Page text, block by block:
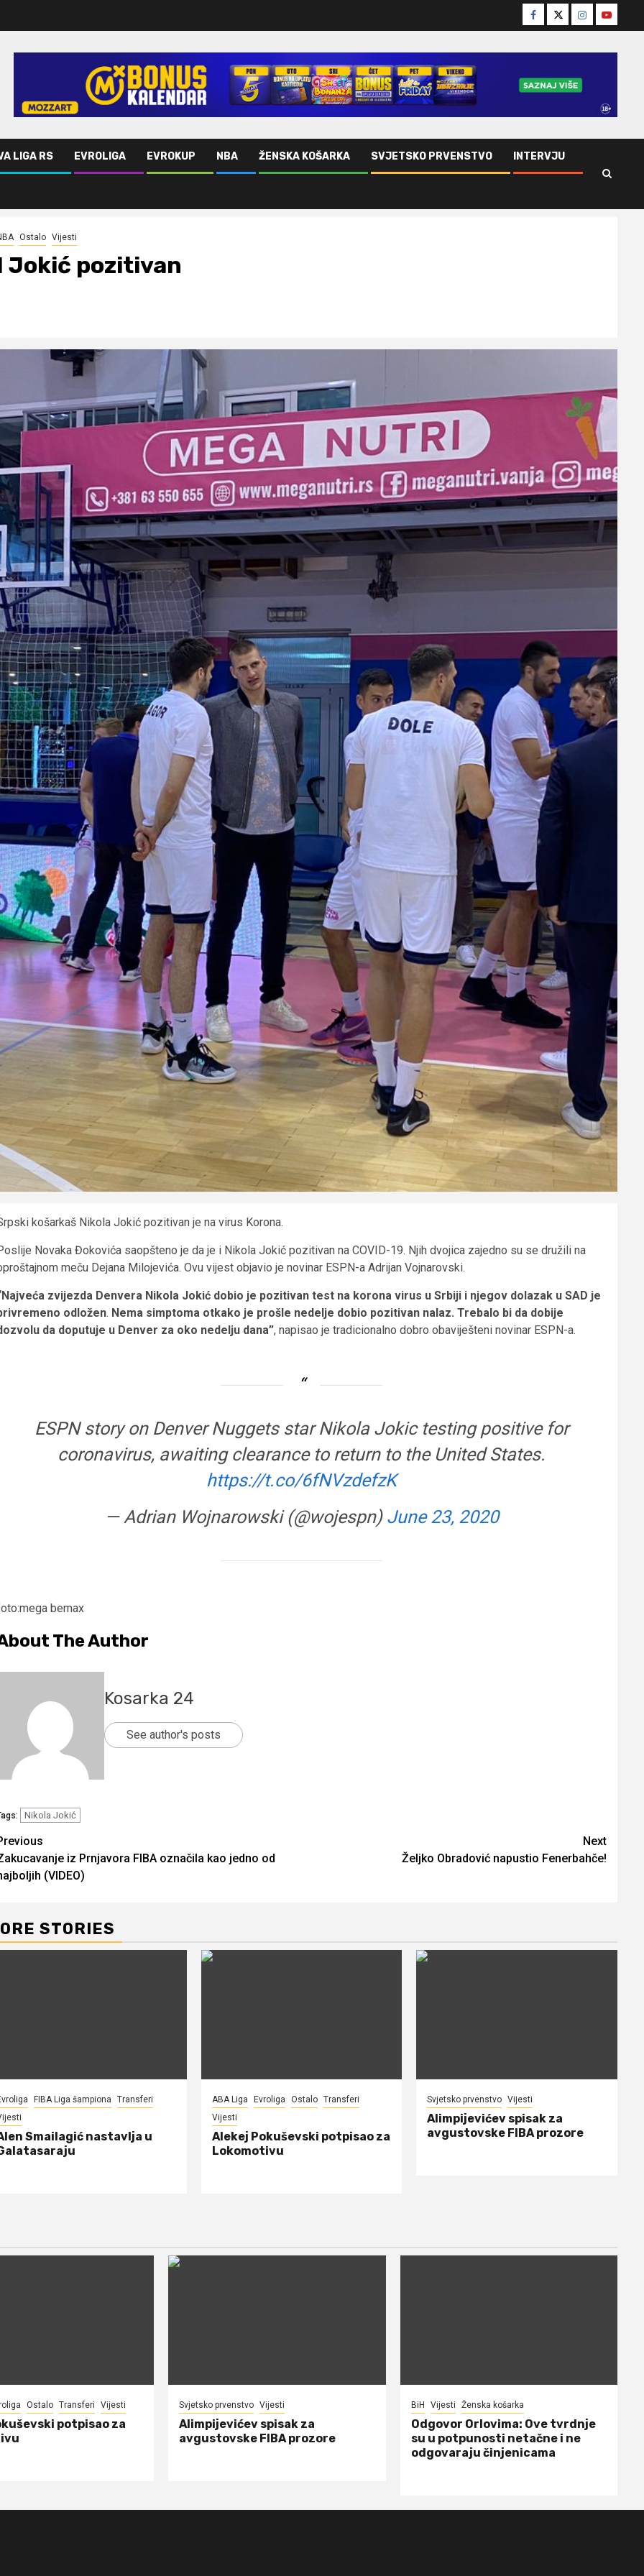
Facebook
TwitterInstagram
Youtube
LIGA RS EVROLIGA EVROKUP NBA ŽENSKA KOŠARKA SVJETSKO PRVENSTVO INTERVJU
Ostalo Vijesti
Jokić pozitivan
košarkaš Nikola Jokić pozitivan je na virus Korona.
Novaka Đokovića saopšteno je da je i Nikola Jokić pozitivan na COVID-19. Njih dvojica zajedno su se družili na
meču Dejana Milojevića. Ovu vijest objavio je novinar ESPN-a Adrijan Vojnarovski.
zvijezda Denvera Nikola Jokić dobio je pozitivan test na korona virus u Srbiji i njegov dolazak u SAD je
odložen. Nema simptoma otkako je prošle nedelje dobio pozitivan nalaz. Trebalo bi da dobije
da doputuje u Denver za oko nedelju dana”, napisao je tradicionalno dobro obaviješteni novinar ESPN-a.
ESPN story on Denver Nuggets star Nikola Jokic testing positive for
coronavirus, awaiting clearance to return to the United States.
https://t.co/6fNVzdefzK
— Adrian Wojnarowski (@wojespn) June 23, 2020
bemax
The Author
Kosarka 24
See author's posts
Nikola Jokić
iz Prnjavora FIBA označila kao jedno od
(VIDEO)
Next
Željko Obradović napustio Fenerbahče!
STORIES
FIBA Liga šampiona
Transferi
Smailagić nastavlja u
ABA Liga Evroliga Ostalo Transferi
Vijesti
Alekej Pokuševski potpisao za
Lokomotivu
Svjetsko prvenstvo Vijesti
Alimpijevićev spisak za
avgustovske FIBA prozore
Ostalo Transferi Vijesti
potpisao za
Svjetsko prvenstvo Vijesti
Alimpijevićev spisak za
avgustovske FIBA prozore
BiH Vijesti Ženska košarka
Odgovor Orlovima: ​Ove tvrdnje
su u potpunosti netačne i ne
odgovaraju činjenicama